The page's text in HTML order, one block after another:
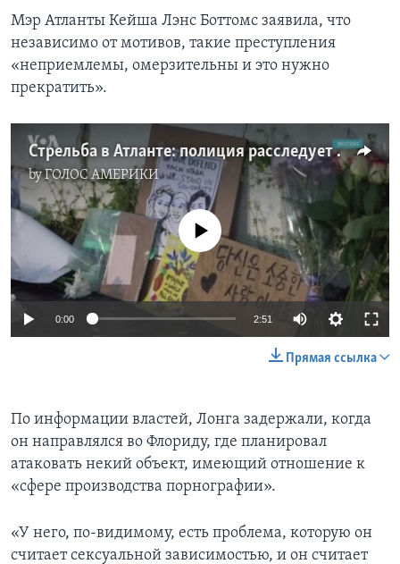
Мэр Атланты Кейша Лэнс Боттомс заявила, что
независимо от мотивов, такие преступления
«неприемлемы, омерзительны и это нужно
прекратить».
Стрельба в Атланте: полиция расследует мотивы обвиняемого
byГОЛОС АМЕРИКИ
No media source currently available
0:00 2:51
Прямая ссылка
По информации властей, Лонга задержали, когда
он направлялся во Флориду, где планировал
атаковать некий объект, имеющий отношение к
«сфере производства порнографии».
«У него, по-видимому, есть проблема, которую он
считает сексуальной зависимостью, и он считает